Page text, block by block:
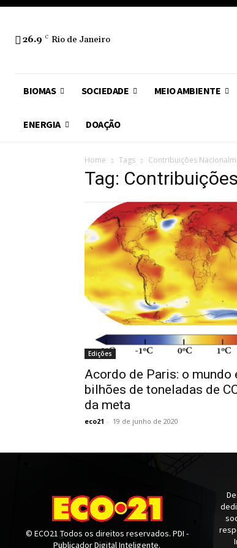
26.9 C Rio de Janeiro
BIOMAS SOCIEDADE MEIO AMBIENTE
ENERGIA DOAÇÃO
Home Tags Contribuições
Tag:
Edições
Acordo de Paris: o mundo
bilhões de toneladas de
da meta
eco21 - 19 de junho de 2020
© ECO21 Todos os direitos reservados. PDI -
Publicador Digital Inteligente.